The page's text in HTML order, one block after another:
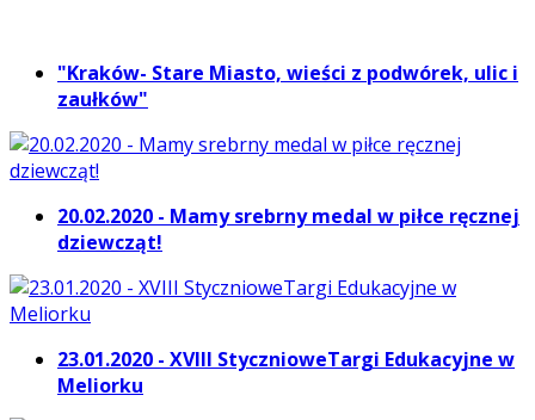
"Kraków- Stare Miasto, wieści z podwórek, ulic i
zaułków"
20.02.2020 - Mamy srebrny medal w piłce ręcznej
dziewcząt!
23.01.2020 - XVIII StycznioweTargi Edukacyjne w
Meliorku